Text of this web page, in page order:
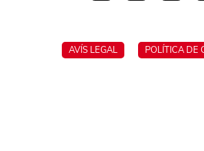
AVÍS LEGAL POLÍTICA DE